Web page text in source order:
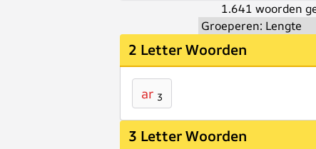
1.641 woorden
2 Letter Woorden
ar 3
3 Letter Woorden